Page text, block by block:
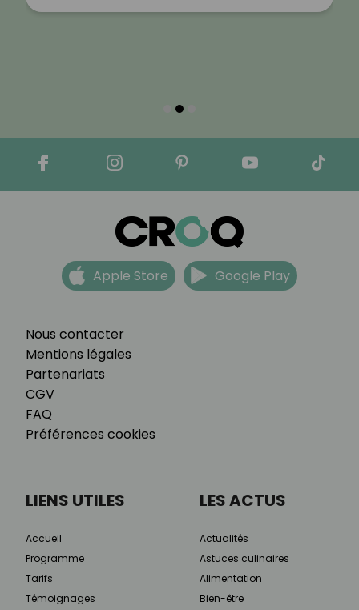
Nous contacter
Mentions légales
Partenariats
CGV
FAQ
Préférences cookies
Apple Store Google Play
LIENS UTILES
Accueil
Programme
Tarifs
Témoignages
LES ACTUS
Actualités
Astuces culinaires
Alimentation
Bien-être